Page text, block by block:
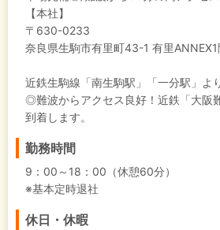
【本社】
〒630-0233
奈良県生駒市有里町43-1 有里ANNEX1
近鉄生駒線「南生駒駅」「一分駅」よ
◎難波からアクセス良好！近鉄「大阪
到着します。
勤務時間
9：00～18：00（休憩60分）
※基本定時退社
休日・休暇